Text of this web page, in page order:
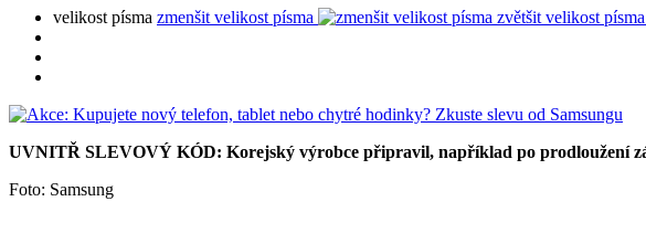
velikost písma zmenšit velikost písma zvětšit velikost písma
UVNITŘ SLEVOVÝ KÓD: Korejský výrobce připravil, například po prodloužení
Foto: Samsung